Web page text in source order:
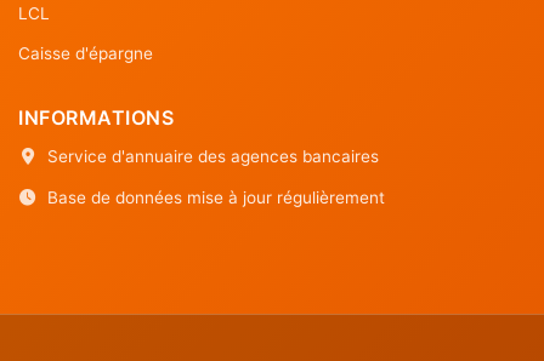
LCL
Caisse d'épargne
INFORMATIONS
Service d'annuaire des agences bancaires
Base de données mise à jour régulièrement